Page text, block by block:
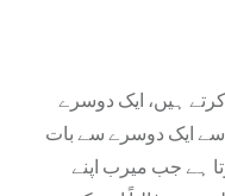
ہیں، ایک دوسرے
سے ایک دوسرے سے بات
ہے جب میرب اپنے